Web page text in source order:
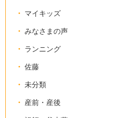
マイキッズ
みなさまの声
ランニング
佐藤
未分類
産前・産後